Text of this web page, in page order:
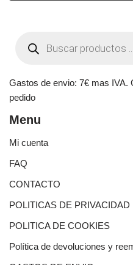
Gastos de envio: 7€ mas IVA.
pedido
Menu
Mi cuenta
FAQ
CONTACTO
POLITICAS DE PRIVACIDAD
POLITICA DE COOKIES
Política de devoluciones y